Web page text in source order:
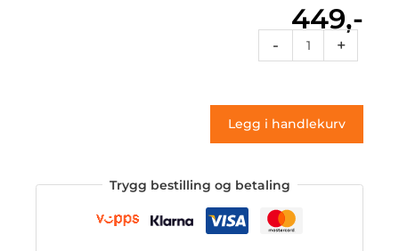
449,-
-
106
antall
+
Legg i handlekurv
Trygg bestilling og betaling